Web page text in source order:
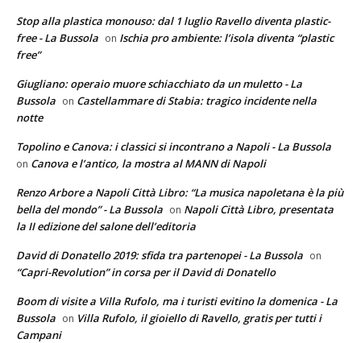
Stop alla plastica monouso: dal 1 luglio Ravello diventa plastic-
free - La Bussola on Ischia pro ambiente: l’isola diventa “plastic
free”
Giugliano: operaio muore schiacchiato da un muletto - La
Bussola on Castellammare di Stabia: tragico incidente nella
notte
Topolino e Canova: i classici si incontrano a Napoli - La Bussola
on Canova e l’antico, la mostra al MANN di Napoli
Renzo Arbore a Napoli Città Libro: “La musica napoletana è la più
bella del mondo” - La Bussola on Napoli Città Libro, presentata
la II edizione del salone dell’editoria
David di Donatello 2019: sfida tra partenopei - La Bussola on
“Capri-Revolution” in corsa per il David di Donatello
Boom di visite a Villa Rufolo, ma i turisti evitino la domenica - La
Bussola on Villa Rufolo, il gioiello di Ravello, gratis per tutti i
Campani